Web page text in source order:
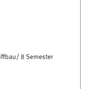
Seefahrt,
8 Semester